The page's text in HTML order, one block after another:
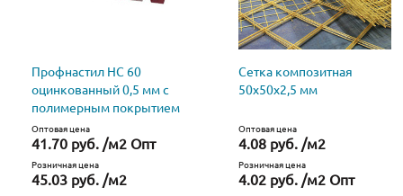
Профнастил НС 60
оцинкованный 0,5 мм с
полимерным покрытием
Оптовая цена
41.70 руб. /м2 Опт
Розничная цена
45.03 руб. /м2
Сетка композитная
50х50х2,5 мм
Оптовая цена
4.08 руб. /м2
Розничная цена
4.02 руб. /м2 Опт